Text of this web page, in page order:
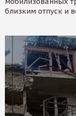
близким отпуск и